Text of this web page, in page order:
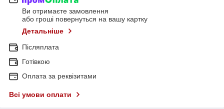
Ви отримаєте замовлення
або гроші повернуться на вашу картку
Детальніше
Післяплата
Готівкою
Оплата за реквізитами
Всі умови оплати